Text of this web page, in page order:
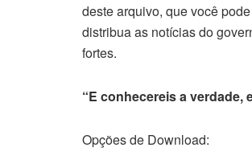
deste arquivo, que você
distribua as notícias do
fortes.
“E conhecereis a verdade,
Opções de Download: